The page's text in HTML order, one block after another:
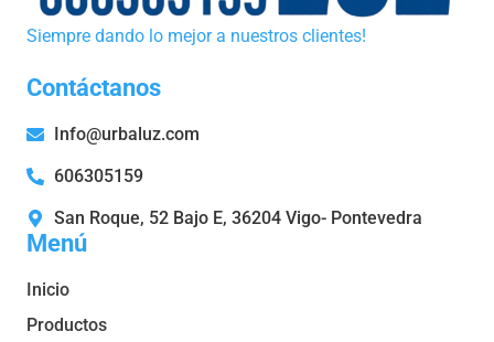
Siempre dando lo mejor a nuestros clientes!
Menú
Inicio
Productos
Contáctanos
Info@urbaluz.com
606305159
San Roque, 52 Bajo E, 36204 Vigo- Pontevedra